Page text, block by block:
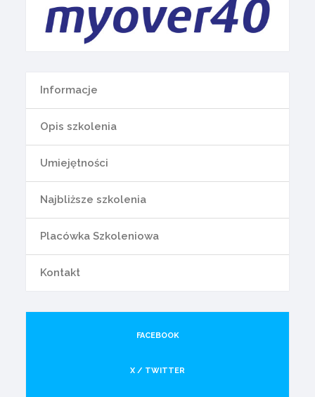
Informacje
Opis szkolenia
Umiejętności
Najbliższe szkolenia
Placówka Szkoleniowa
Kontakt
FACEBOOK
X / TWITTER